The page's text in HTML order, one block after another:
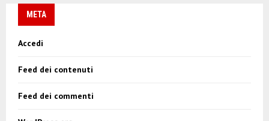
META
Accedi
Feed dei contenuti
Feed dei commenti